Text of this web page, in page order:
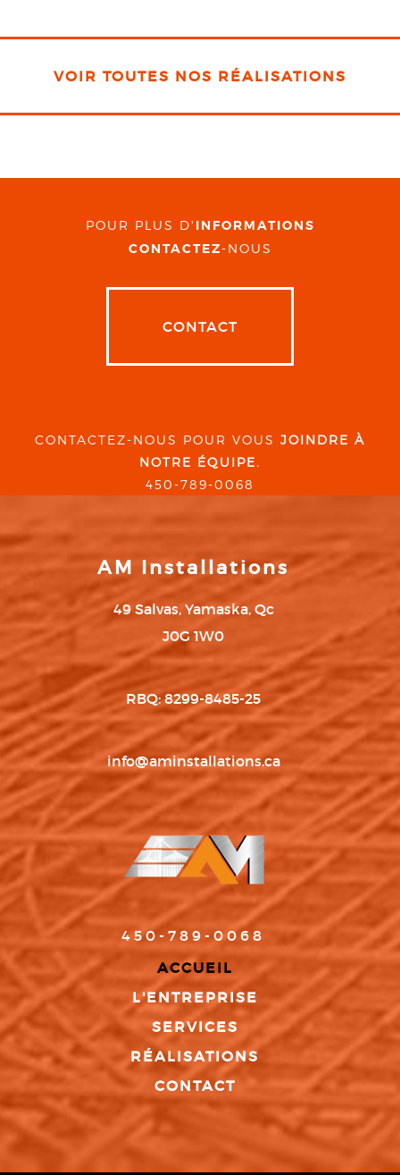
VOIR TOUTES NOS RÉALISATIONS
POUR PLUS D' INFORMATIONS
CONTACTEZ-NOUS
CONTACT
CONTACTEZ-NOUS POUR VOUS JOINDRE À
NOTRE ÉQUIPE.
450-789-0068
AM Installations
49 Salvas, Yamaska, Qc
J0G 1W0
RBQ: 8299-8485-25
info@aminstallations.ca
450-789-0068
ACCUEIL
L'ENTREPRISE
SERVICES
RÉALISATIONS
CONTACT